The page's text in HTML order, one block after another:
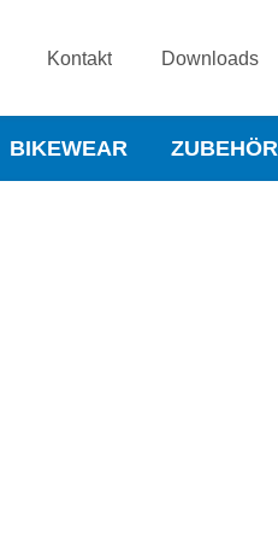
Kontakt Downloads
BIKEWEAR ZUBEHÖR